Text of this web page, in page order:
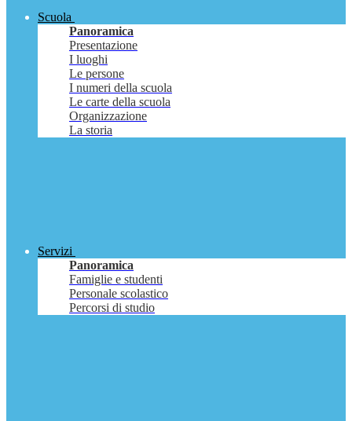
Scuola
Panoramica
Presentazione
I luoghi
Le persone
I numeri della scuola
Le carte della scuola
Organizzazione
La storia
Servizi
Panoramica
Famiglie e studenti
Personale scolastico
Percorsi di studio